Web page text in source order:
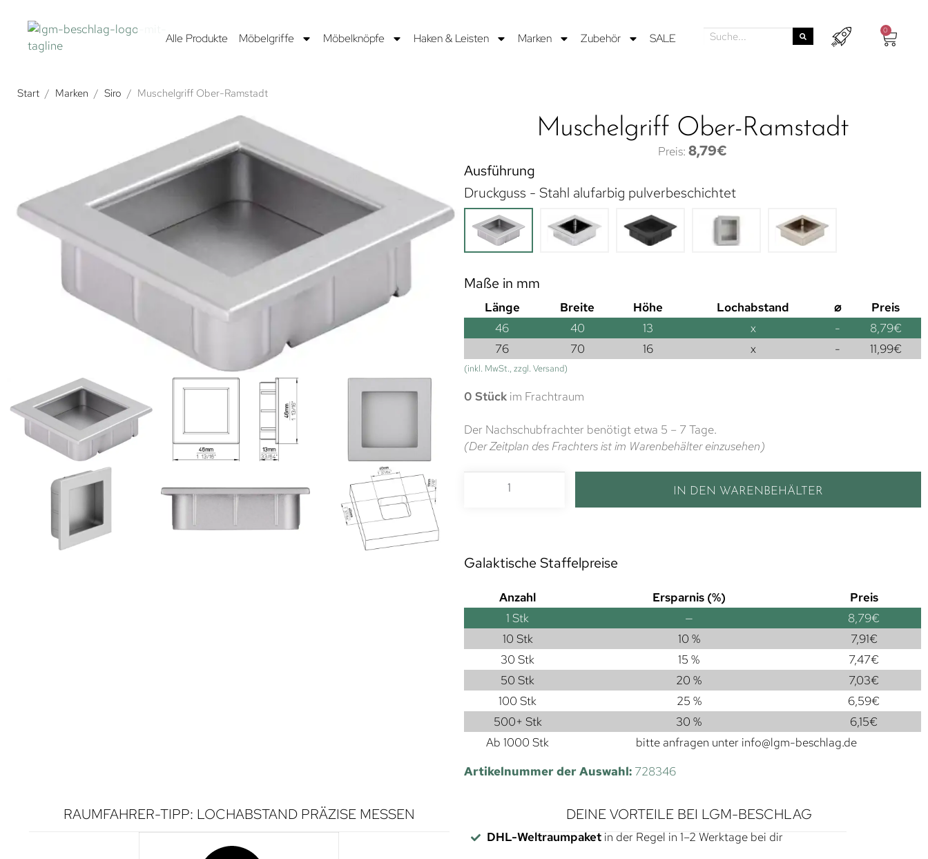
Alle Produkte Möbelgriffe Möbelknöpfe Haken & Leisten Marken Zubehör SALE
0
Start / Marken / Siro / Muschelgriff Ober-Ramstadt
Muschelgriff Ober-Ramstadt
8,79€
Ausführung
Druckguss - Stahl alufarbig pulverbeschichtet
Maße in mm
Länge Breite Höhe Lochabstand ⌀
Preis
46
40 13 x - 8,79€
76
70 16 x - 11,99€
(inkl. MwSt., zzgl. Versand)
0 Stück im Frachtraum
Der Nachschubfrachter benötigt etwa 5 – 7 Tage.
(Der Zeitplan des Frachters ist im Warenbehälter einzusehen)
IN DEN WARENBEHÄLTER
Galaktische Staffelpreise
Anzahl Ersparnis (%)
Preis
1 Stk — 8,79€
10 Stk
10 % 7,91€
30 Stk
15 % 7,47€
50 Stk
20 % 7,03€
100 Stk
25 % 6,59€
500+ Stk
30 % 6,15€
Ab 1000 Stk
bitte anfragen unter info@lgm-beschlag.de
Artikelnummer der Auswahl: 728346
RAUMFAHRER-TIPP: LOCHABSTAND PRÄZISE MESSEN DEINE VORTEILE BEI LGM-BESCHLAG
DHL-Weltraumpaketin der Regel in 1–2 Werktage bei dir